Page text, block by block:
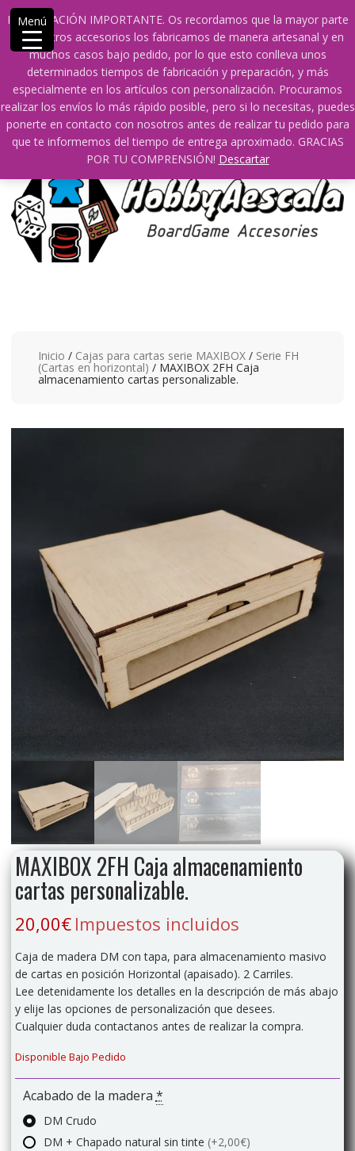
INFORMACIÓN IMPORTANTE. Os recordamos que la mayor parte
de nuestros accesorios los fabricamos de manera artesanal y en
muchos casos bajo pedido, por lo que esto conlleva unos
determinados tiempos de fabricación y preparación, y más
especialmente en los artículos con personalización. Procuramos
realizar los envíos lo más rápido posible, pero si lo necesitas, puedes
ponerte en contacto con nosotros antes de realizar tu pedido para
que te informemos del tiempo de entrega aproximado. GRACIAS
POR TU COMPRENSIÓN! Descartar
Saltar
contenido
609241475 SOLO DE 10:00 a 14:00
info@hobbyaescala.com
San Fernando de Henares
10:00 - 14:00
Mi cuenta
0 0
Inicio / Cajas para cartas serie MAXIBOX/ Serie FH
(Cartas en horizontal) / MAXIBOX 2FH Caja
almacenamiento cartas personalizable.
MAXIBOX 2FH Caja almacenamiento
cartas personalizable.
20,00€ Impuestos incluidos
Caja de madera DM con tapa, para almacenamiento masivo
de cartas en posición Horizontal (apaisado). 2 Carriles.
Lee detenidamente los detalles en la descripción de más abajo
y elije las opciones de personalización que desees.
Cualquier duda contactanos antes de realizar la compra.
Disponible Bajo Pedido
Acabado de la madera *
DM Crudo
DM + Chapado natural sin tinte (+2,00€)
Menú